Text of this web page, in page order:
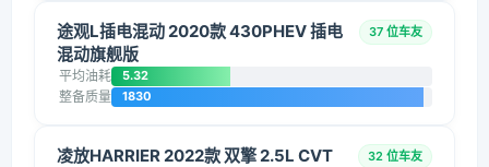
途观L插电混动 2020款 430PHEV 插电
混动旗舰版
37 位车友
平均油耗 5.32
整备质量 1830
凌放HARRIER 2022款 双擎 2.5L CVT
32 位车友